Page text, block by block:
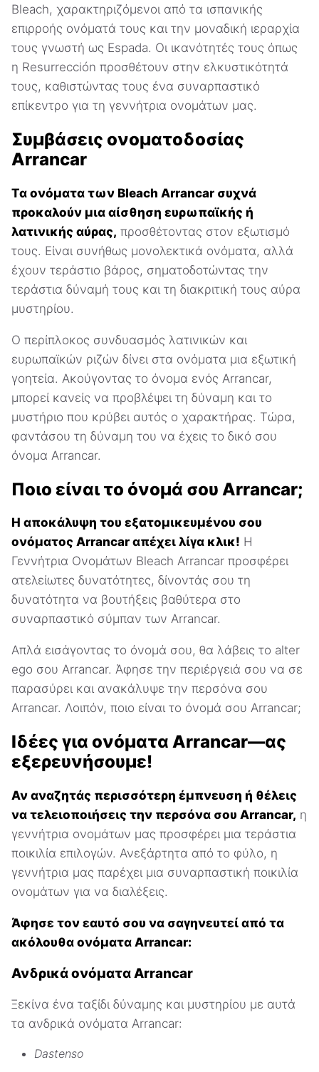
Bleach, χαρακτηριζόμενοι από τα ισπανικής
επιρροής ονόματά τους και την μοναδική ιεραρχία
τους γνωστή ως Espada. Οι ικανότητές τους όπως
η Resurrección προσθέτουν στην ελκυστικότητά
τους, καθιστώντας τους ένα συναρπαστικό
επίκεντρο για τη γεννήτρια ονομάτων μας.
Συμβάσεις ονοματοδοσίας
Arrancar
Τα ονόματα των Bleach Arrancar συχνά
προκαλούν μια αίσθηση ευρωπαϊκής ή
λατινικής αύρας, προσθέτοντας στον εξωτισμό
τους. Είναι συνήθως μονολεκτικά ονόματα, αλλά
έχουν τεράστιο βάρος, σηματοδοτώντας την
τεράστια δύναμή τους και τη διακριτική τους αύρα
μυστηρίου.
Ο περίπλοκος συνδυασμός λατινικών και
ευρωπαϊκών ριζών δίνει στα ονόματα μια εξωτική
γοητεία. Ακούγοντας το όνομα ενός Arrancar,
μπορεί κανείς να προβλέψει τη δύναμη και το
μυστήριο που κρύβει αυτός ο χαρακτήρας. Τώρα,
φαντάσου τη δύναμη του να έχεις το δικό σου
όνομα Arrancar.
Ποιο είναι το όνομά σου Arrancar;
Η αποκάλυψη του εξατομικευμένου σου
ονόματος Arrancar απέχει λίγα κλικ! Η
Γεννήτρια Ονομάτων Bleach Arrancar προσφέρει
ατελείωτες δυνατότητες, δίνοντάς σου τη
δυνατότητα να βουτήξεις βαθύτερα στο
συναρπαστικό σύμπαν των Arrancar.
Απλά εισάγοντας το όνομά σου, θα λάβεις το alter
ego σου Arrancar. Άφησε την περιέργειά σου να σε
παρασύρει και ανακάλυψε την περσόνα σου
Arrancar. Λοιπόν, ποιο είναι το όνομά σου Arrancar;
Ιδέες για ονόματα Arrancar—ας
εξερευνήσουμε!
Αν αναζητάς περισσότερη έμπνευση ή θέλεις
να τελειοποιήσεις την περσόνα σου Arrancar, η
γεννήτρια ονομάτων μας προσφέρει μια τεράστια
ποικιλία επιλογών. Ανεξάρτητα από το φύλο, η
γεννήτρια μας παρέχει μια συναρπαστική ποικιλία
ονομάτων για να διαλέξεις.
Άφησε τον εαυτό σου να σαγηνευτεί από τα
ακόλουθα ονόματα Arrancar:
Ανδρικά ονόματα Arrancar
Ξεκίνα ένα ταξίδι δύναμης και μυστηρίου με αυτά
τα ανδρικά ονόματα Arrancar:
Dastenso